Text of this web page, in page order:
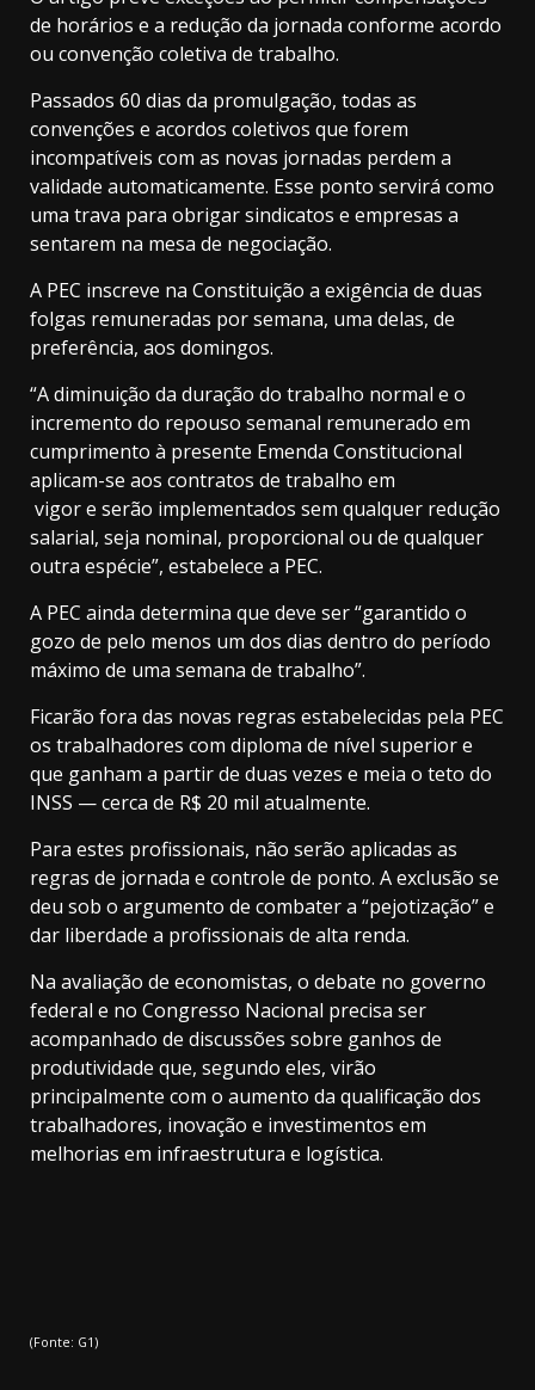
de horários e a redução da jornada conforme acordo
ou convenção coletiva de trabalho.
Passados 60 dias da promulgação, todas as
convenções e acordos coletivos que forem
incompatíveis com as novas jornadas perdem a
validade automaticamente. Esse ponto servirá como
uma trava para obrigar sindicatos e empresas a
sentarem na mesa de negociação.
A PEC inscreve na Constituição a exigência de duas
folgas remuneradas por semana, uma delas, de
preferência, aos domingos.
“A diminuição da duração do trabalho normal e o
incremento do repouso semanal remunerado em
cumprimento à presente Emenda Constitucional
aplicam-se aos contratos de trabalho em
vigor e serão implementados sem qualquer redução
salarial, seja nominal, proporcional ou de qualquer
outra espécie”, estabelece a PEC.
A PEC ainda determina que deve ser “garantido o
gozo de pelo menos um dos dias dentro do período
máximo de uma semana de trabalho”.
Ficarão fora das novas regras estabelecidas pela PEC
os trabalhadores com diploma de nível superior e
que ganham a partir de duas vezes e meia o teto do
INSS — cerca de R$ 20 mil atualmente.
Para estes profissionais, não serão aplicadas as
regras de jornada e controle de ponto. A exclusão se
deu sob o argumento de combater a “pejotização” e
dar liberdade a profissionais de alta renda.
Na avaliação de economistas, o debate no governo
federal e no Congresso Nacional precisa ser
acompanhado de discussões sobre ganhos de
produtividade que, segundo eles, virão
principalmente com o aumento da qualificação dos
trabalhadores, inovação e investimentos em
melhorias em infraestrutura e logística.
(Fonte: G1)